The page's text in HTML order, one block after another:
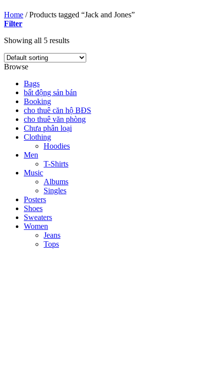
Home /Products tagged “Jack and Jones”
Filter
Showing all 5 results
Browse
Bags
bất động sản bán
Booking
cho thuê căn hộ BĐS
cho thuê văn phòng
Chưa phân loại
Clothing
Hoodies
Men
T-Shirts
Music
Albums
Singles
Posters
Shoes
Sweaters
Women
Jeans
Tops